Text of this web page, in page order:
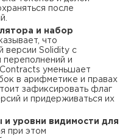
после
и набор
что
версии Solidity с
и
уменьшает
в арифметике и правах
зафиксировать флаг
и придерживаться их
уровни видимости для
при этом